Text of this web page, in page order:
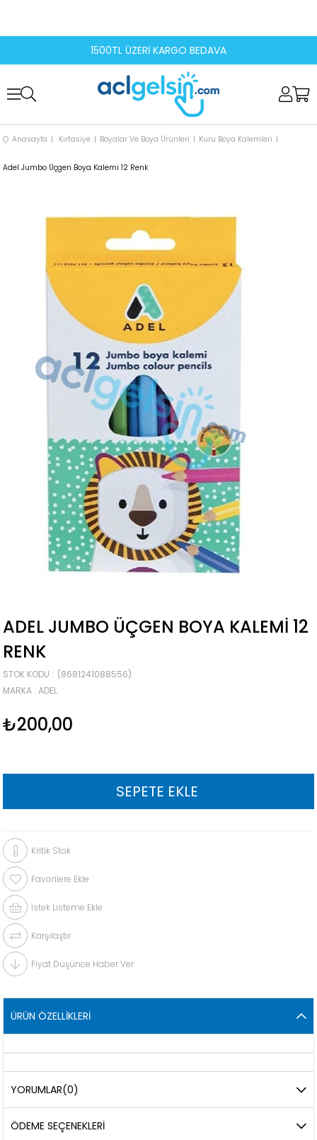
1500TL ÜZERİ KARGO BEDAVA
Anasayfa Kırtasiye Boyalar Ve Boya Ürünleri Kuru Boya Kalemleri
Adel Jumbo Üçgen Boya Kalemi 12 Renk
ADEL JUMBO ÜÇGEN BOYA KALEMI 12
RENK
STOK KODU
(8681241088556)
MARKA : ADEL
₺200,00
Kritik Stok
Favorilere Ekle
İstek Listeme Ekle
Karşılaştır
Fiyat Düşünce Haber Ver
ÜRÜN ÖZELLIKLERI
YORUMLAR(0)
ÖDEME SEÇENEKLERI